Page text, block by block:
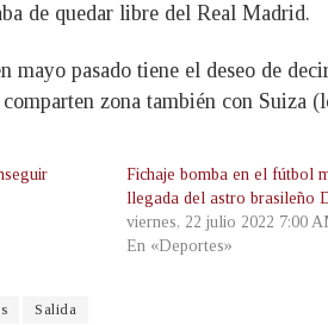
de quedar libre del Real Madrid.
mayo pasado tiene el deseo de
zona también con Suiza
Fichaje bomba en el fútbol
llegada del astro brasileño
viernes, 22 julio 2022 7:00
En «Deportes»
Salida